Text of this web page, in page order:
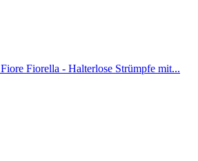
Fiore Fiorella - Halterlose Strümpfe mit...